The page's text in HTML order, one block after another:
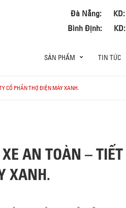
Đà Nẵng:
Bình Định:
SẢN PHẨM TIN TỨC
CỔ PHẦN THỢ ĐIỆN MÁY XANH.
AN TOÀN –
XANH.